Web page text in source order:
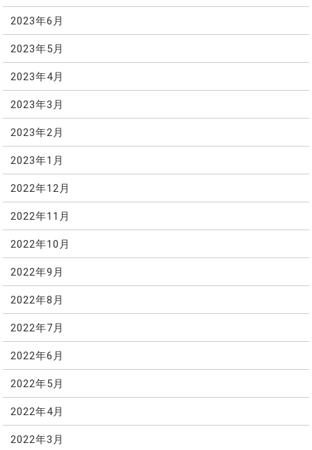
2023年6月
2023年5月
2023年4月
2023年3月
2023年2月
2023年1月
2022年12月
2022年11月
2022年10月
2022年9月
2022年8月
2022年7月
2022年6月
2022年5月
2022年4月
2022年3月